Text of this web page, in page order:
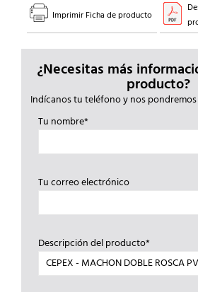
Imprimir Ficha de producto
¿Necesitas más
producto?
Indícanos tu teléfono y nos
Tu nombre*
Tu correo electrónico
Descripción del producto*